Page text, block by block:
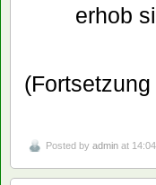
erhob
(Fortsetzung
Posted by admin at 14:04